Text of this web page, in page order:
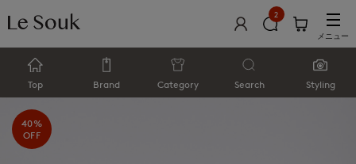
2
メニュー
Top Brand Category Search Styling
40%
OFF